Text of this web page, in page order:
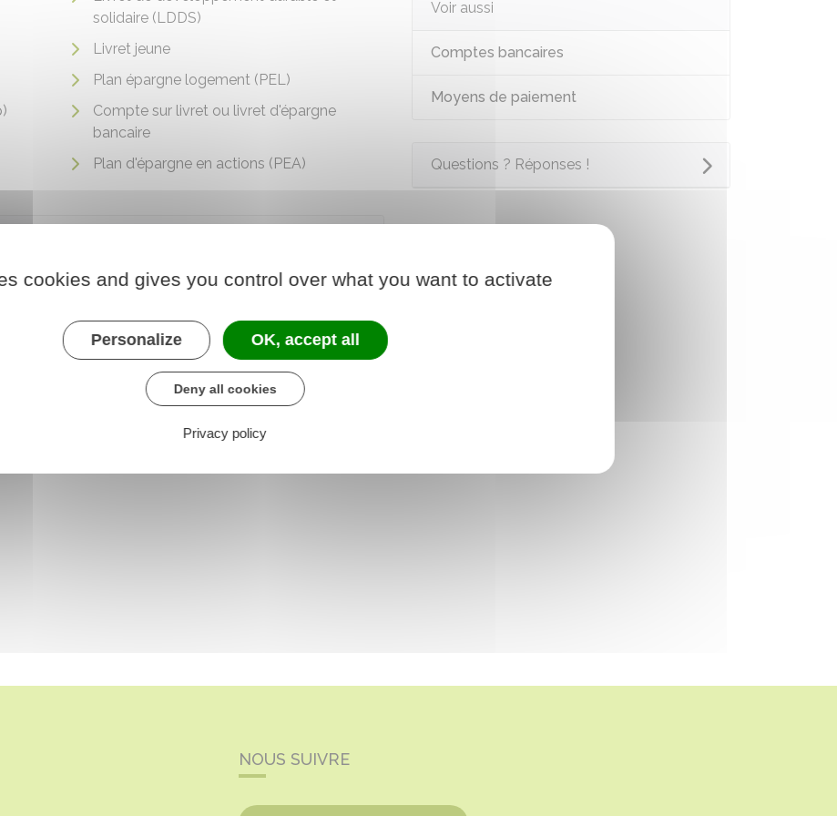
solidaire (LDDS)
Livret jeune
Plan épargne logement (PEL)
Compte sur livret ou livret d'épargne
bancaire
Plan d'épargne en actions (PEA)
Voir aussi
Comptes bancaires
Moyens de paiement
Questions ? Réponses !
NOUS SUIVRE
cookies and gives you control over what you want to activate
Personalize OK, accept all
Deny all cookies
Privacy policy